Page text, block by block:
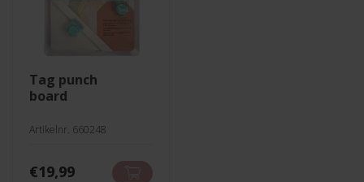
tag punch
board
Artikelnr. 660248
€19,99